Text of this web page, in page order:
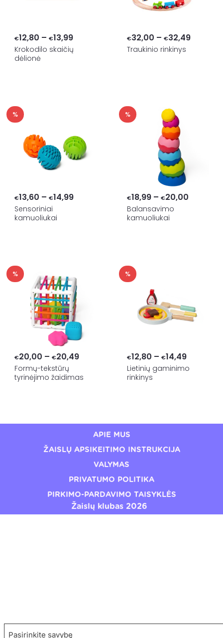
€12,80 – €13,99Price
range:
Krokodilo skaičių
dėlionė
€32,00 – €32,49Price
Traukinio rinkinys
%
€13,60 – €14,99Price
Sensoriniai
kamuoliukai
%
€18,99 – €20,00Price
Balansavimo
kamuoliukai
%
€20,00 – €20,49Price
€20,00
Formų-tekstūrų
tyrinėjimo žaidimas
%
€12,80 – €14,49Price
range:
Lietinių gaminimo
rinkinys
APIE MUS
ŽAISLŲ APSIKEITIMO INSTRUKCIJA
VALYMAS
PRIVATUMO POLITIKA
PIRKIMO-PARDAVIMO TAISYKLĖS
Žaislų klubas 2026